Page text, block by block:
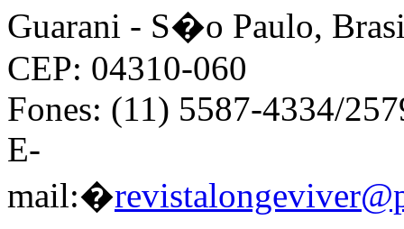
Guarani - S�o Paulo,
CEP: 04310-060
Fones: (11) 5587-4334/
E-
mail:�